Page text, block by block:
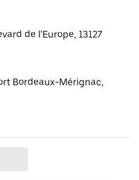
de l'Europe, 13127
Bordeaux-Mérignac,